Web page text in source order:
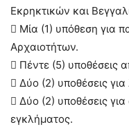
Εκρηκτικών και
 Μία (1) υπόθεση για
Αρχαιοτήτων.
 Πέντε (5) υποθέσεις
 Δύο (2) υποθέσεις
 Δύο (2) υποθέσεις
εγκλήματος.